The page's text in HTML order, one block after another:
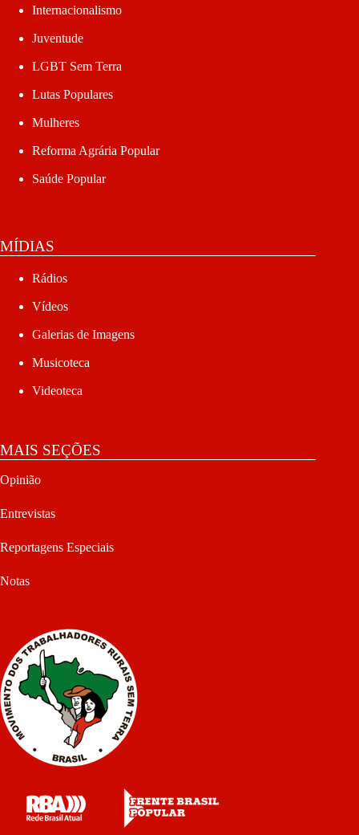
Internacionalismo
Juventude
LGBT Sem Terra
Lutas Populares
Mulheres
Reforma Agrária Popular
Saúde Popular
MÍDIAS
Rádios
Vídeos
Galerias de Imagens
Musicoteca
Videoteca
MAIS SEÇÕES
Opinião
Entrevistas
Reportagens Especiais
Notas